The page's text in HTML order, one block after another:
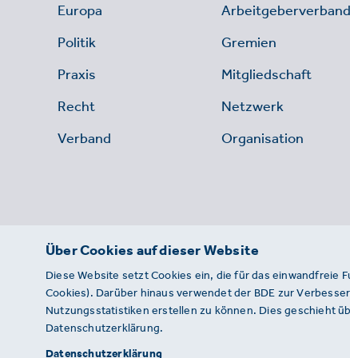
Europa
Politik
Praxis
Recht
Verband
Arbeitgeberverband
Gremien
Mitgliedschaft
Netzwerk
Organisation
© 2026 · BDE
Über Cookies auf dieser Website
Diese Website setzt Cookies ein, die für das einwandfreie
Cookies). Darüber hinaus verwendet der BDE zur
Nutzungsstatistiken erstellen zu können. Dies geschieht
Datenschutzerklärung.
Datenschutzerklärung